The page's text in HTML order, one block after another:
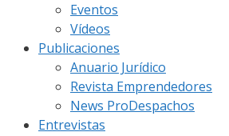
Eventos
Vídeos
Publicaciones
Anuario Jurídico
Revista Emprendedores
News ProDespachos
Entrevistas